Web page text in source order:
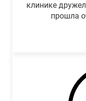
клинике
прошла